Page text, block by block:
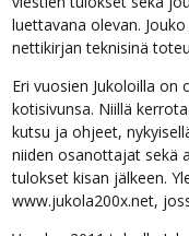
luettavana olevan.
nettikirjan teknisinä
Eri vuosien Jukoloilla
kotisivunsa. Niillä
kutsu ja ohjeet,
niiden osanottajat sekä
tulokset kisan jälkeen.
www.jukola200x.net,